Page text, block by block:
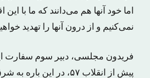
اما خود آنها هم می‌دانند که ما با این
نمی‌کنیم و از درون آنها را تهدید
فریدون مجلسی، دبیر سوم سفارت
پیش از انقلاب ۵۷، در این